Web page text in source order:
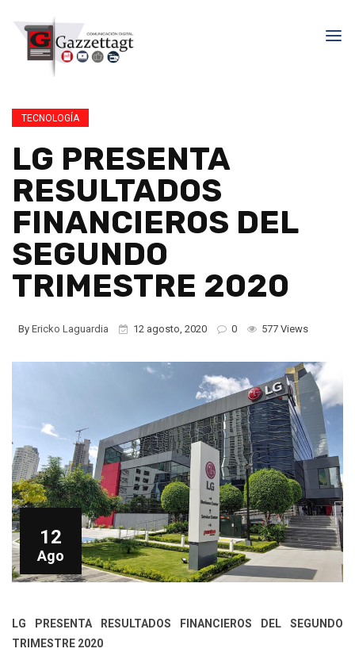
TECNOLOGÍA
LG PRESENTA
RESULTADOS
FINANCIEROS DEL
SEGUNDO
TRIMESTRE 2020
By Ericko Laguardia 12 agosto, 2020 0 577 Views
12
Ago
LG PRESENTA RESULTADOS FINANCIEROS DEL SEGUNDO
TRIMESTRE 2020